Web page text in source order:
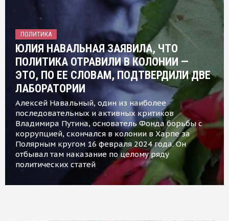
ПОЛИТИКА
ЮЛИЯ НАВАЛЬНАЯ ЗАЯВИЛА, ЧТО
ПОЛИТИКА ОТРАВИЛИ В КОЛОНИИ —
ЭТО, ПО ЕЕ СЛОВАМ, ПОДТВЕРДИЛИ ДВЕ
ЛАБОРАТОРИИ
Алексей Навальный, один из наиболее
последовательных и активных критиков
Владимира Путина, основатель Фонда борьбы с
коррупцией, скончался в колонии в Харпе за
Полярным кругом 16 февраля 2024 года. Он
отбывал там наказание по целому ряду
политических статей